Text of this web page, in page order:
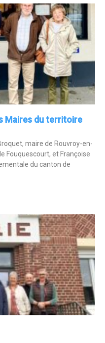
Maires du territoire
maire de Rouvroy-en-
Fouquescourt, et Françoise
du canton de